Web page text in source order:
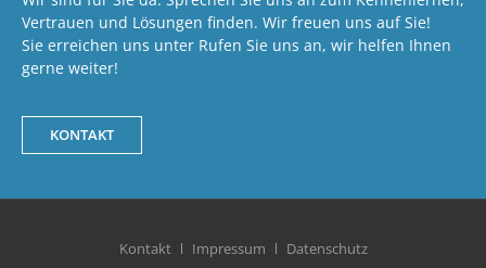
Vertrauen und Lösungen finden. Wir freuen uns auf Sie!
Sie erreichen uns unter Rufen Sie uns an, wir helfen Ihnen
gerne weiter!
KONTAKT
Kontakt Impressum Datenschutz